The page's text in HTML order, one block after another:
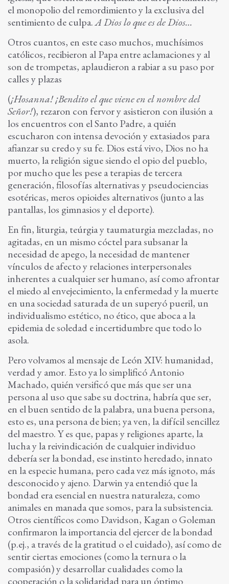
el monopolio del remordimiento y la exclusiva del
sentimiento de culpa.A Dios lo que es de Dios…
Otros cuantos, en este caso muchos, muchísimos
católicos, recibieron al Papa entre aclamaciones y al
son de trompetas, aplaudieron a rabiar a su paso por
calles y plazas
(¡Hosanna! ¡Bendito el que viene en el nombre del
Señor!), rezaron con fervor y asistieron con ilusión a
los encuentros con el Santo Padre, a quién
escucharon con intensa devoción y extasiados para
afianzar su credo y su fe. Dios está vivo, Dios no ha
muerto, la religión sigue siendo el opio del pueblo,
por mucho que les pese a terapias de tercera
generación, filosofías alternativas y pseudociencias
esotéricas, meros opioides alternativos (junto a las
pantallas, los gimnasios y el deporte).
En fin, liturgia, teúrgia y taumaturgia mezcladas, no
agitadas, en un mismo cóctel para subsanar la
necesidad de apego, la necesidad de mantener
vínculos de afecto y relaciones interpersonales
inherentes a cualquier ser humano, así como afrontar
el miedo al envejecimiento, la enfermedad y la muerte
en una sociedad saturada de un superyó pueril, un
individualismo estético, no ético, que aboca a la
epidemia de soledad e incertidumbre que todo lo
asola.
Pero volvamos al mensaje de León XIV: humanidad,
verdad y amor. Esto ya lo simplificó Antonio
Machado, quién versificó que más que ser una
persona al uso que sabe su doctrina, habría que ser,
en el buen sentido de la palabra, una buena persona,
esto es, una persona de bien; ya ven, la difícil sencillez
del maestro. Y es que, papas y religiones aparte, la
lucha y la reivindicación de cualquier individuo
debería ser la bondad, ese instinto heredado, innato
en la especie humana, pero cada vez más ignoto, más
desconocido y ajeno. Darwin ya entendió que la
bondad era esencial en nuestra naturaleza, como
animales en manada que somos, para la subsistencia.
Otros científicos como Davidson, Kagan o Goleman
confirmaron la importancia del ejercer de la bondad
(p.ej., a través de la gratitud o el cuidado), así como de
sentir ciertas emociones (como la ternura o la
compasión) y desarrollar cualidades como la
cooperación o la solidaridad para un óptimo